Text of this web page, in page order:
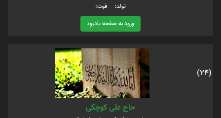
تولد: فوت:
ورود به صفحه یادبود
(24)
حاج علی کوچکی